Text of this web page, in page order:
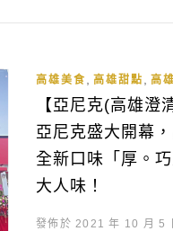
高雄美食 高雄甜點 高
【亞尼克(高雄澄
亞尼克盛大開幕
全新口味「厚。
大人味！
發佈於 2021 年 10 月 5